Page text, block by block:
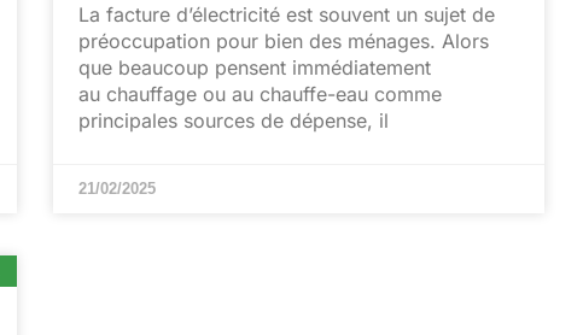
La facture d’électricité est souvent un sujet de
préoccupation pour bien des ménages. Alors
que beaucoup pensent immédiatement
au chauffage ou au chauffe-eau comme
principales sources de dépense, il
21/02/2025